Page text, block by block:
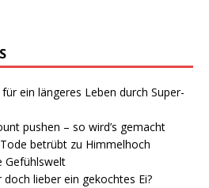
ein längeres Leben durch Super-
pushen – so wird’s gemacht
betrübt zu Himmelhoch
Gefühlswelt
lieber ein gekochtes Ei?